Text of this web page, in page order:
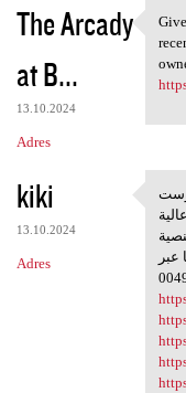
The Arcady
at B...
13.10.2024
Adres
kiki
13.10.2024
Adres
عبر